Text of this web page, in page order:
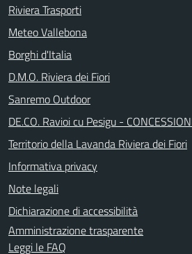
Riviera Trasporti
Meteo Vallebona
Borghi d'Italia
D.M.O. Riviera dei Fiori
Sanremo Outdoor
DE.CO. Ravioi cu Pesigu -
Territorio della Lavanda Riviera dei Fiori
Informativa privacy
Note legali
Dichiarazione di accessibilità
Amministrazione trasparente
Leggi le FAQ